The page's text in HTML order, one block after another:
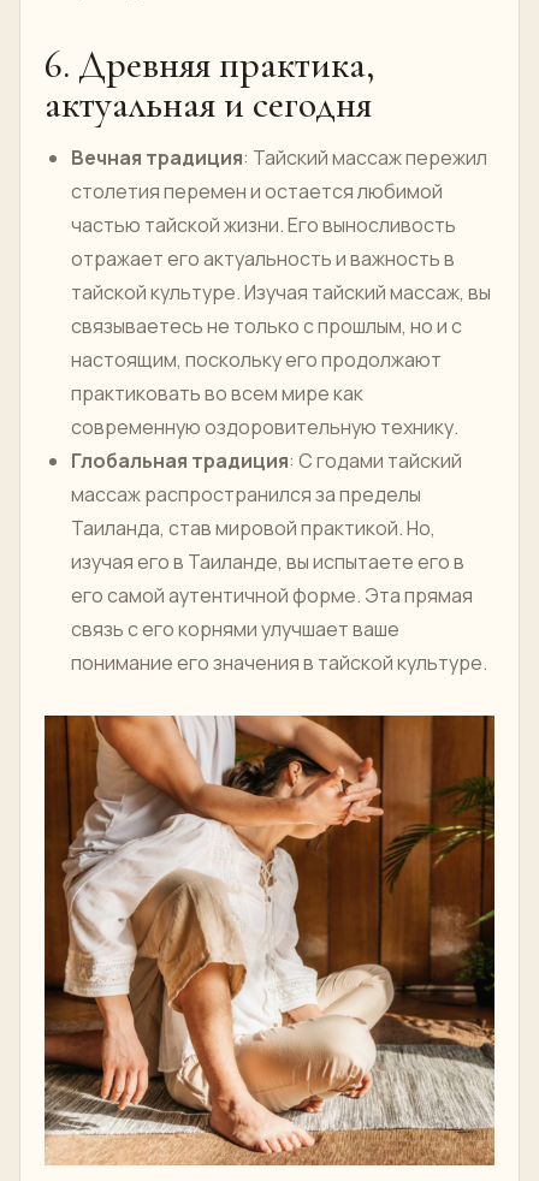
6. Древняя практика,
актуальная и сегодня
Вечная традиция: Тайский массаж пережил
столетия перемен и остается любимой
частью тайской жизни. Его выносливость
отражает его актуальность и важность в
тайской культуре. Изучая тайский массаж, вы
связываетесь не только с прошлым, но и с
настоящим, поскольку его продолжают
практиковать во всем мире как
современную оздоровительную технику.
Глобальная традиция: С годами тайский
массаж распространился за пределы
Таиланда, став мировой практикой. Но,
изучая его в Таиланде, вы испытаете его в
его самой аутентичной форме. Эта прямая
связь с его корнями улучшает ваше
понимание его значения в тайской культуре.